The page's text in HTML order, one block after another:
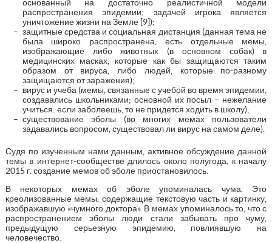
основанный на достаточно реалистичной модели
распространения эпидемии; задачей игрока является
уничтожение жизни на Земле [9]);
защитные средства и социальная дистанция (данная тема не
была широко распространена, есть отдельные мемы,
изображающие либо животных (в основном собак) в
медицинских масках, которые как бы защищаются таким
образом от вируса, либо людей, которые по-разному
защищаются от заражения);
вирус и учеба (мемы, связанные с учебой во время эпидемии,
создавались школьниками; основной их посыл – нежелание
учиться: если заболеешь, то не придется ходить в школу);
существование эболы (во многих мемах пользователи
задавались вопросом, существовал ли вирус на самом деле).
Судя по изученным нами данным, активное обсуждение данной
темы в интернет-сообществе длилось около полугода, к началу
2015 г. создание мемов об эболе приостановилось.
В некоторых мемах об эболе упоминалась чума. Это
креолизованные мемы, содержащие текстовую часть и картинку,
изображавшую «чумного доктора». В мемах упоминалось то, что с
распространением эболы люди стали забывать про чуму,
предыдущую серьезную эпидемию, повлиявшую на
человечество.